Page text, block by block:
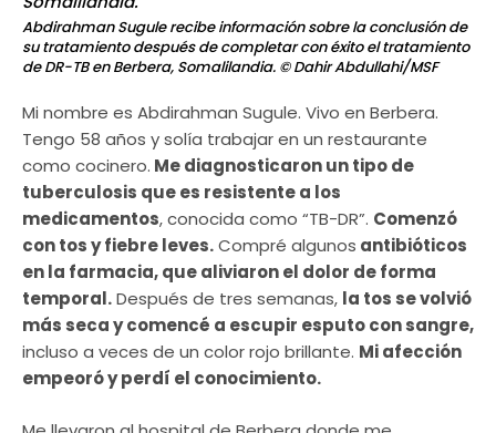
Abdirahman Sugule recibe información sobre la conclusión de
su tratamiento después de completar con éxito el tratamiento
de DR-TB en Berbera, Somalilandia. © Dahir Abdullahi/MSF
Mi nombre es Abdirahman Sugule. Vivo en Berbera.
Tengo 58 años y solía trabajar en un restaurante
como cocinero. Me diagnosticaron un tipo de
tuberculosis que es resistente a los
medicamentos, conocida como “TB-DR”. Comenzó
con tos y fiebre leves.Compré algunos antibióticos
en la farmacia, que aliviaron el dolor de forma
temporal.Después de tres semanas, la tos se volvió
más seca y comencé a escupir esputo con sangre,
incluso a veces de un color rojo brillante. Mi afección
empeoró y perdí el conocimiento.